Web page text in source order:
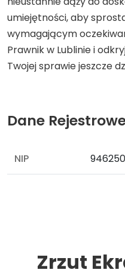
umiejętności, aby
wymagającym
Prawnik w Lublinie i
Twojej sprawie jeszcze
Dane
NIP
Zrzut